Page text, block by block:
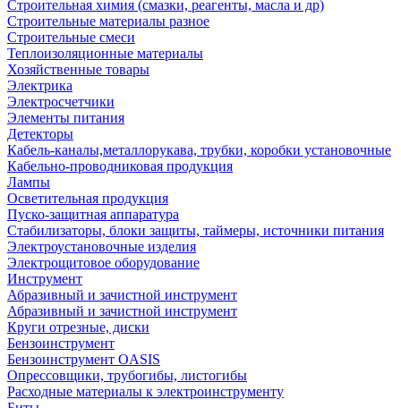
Строительная химия (смазки, реагенты, масла и др)
Строительные материалы разное
Строительные смеси
Теплоизоляционные материалы
Хозяйственные товары
Электрика
Электросчетчики
Элементы питания
Детекторы
Кабель-каналы,металлорукава, трубки, коробки установочные
Кабельно-проводниковая продукция
Лампы
Осветительная продукция
Пуско-защитная аппаратура
Стабилизаторы, блоки защиты, таймеры, источники питания
Электроустановочные изделия
Электрощитовое оборудование
Инструмент
Абразивный и зачистной инструмент
Абразивный и зачистной инструмент
Круги отрезные, диски
Бензоинструмент
Бензоинструмент OASIS
Опрессовщики, трубогибы, листогибы
Расходные материалы к электроинструменту